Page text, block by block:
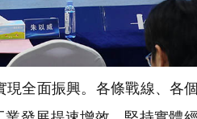
全面振興。各條戰線、各